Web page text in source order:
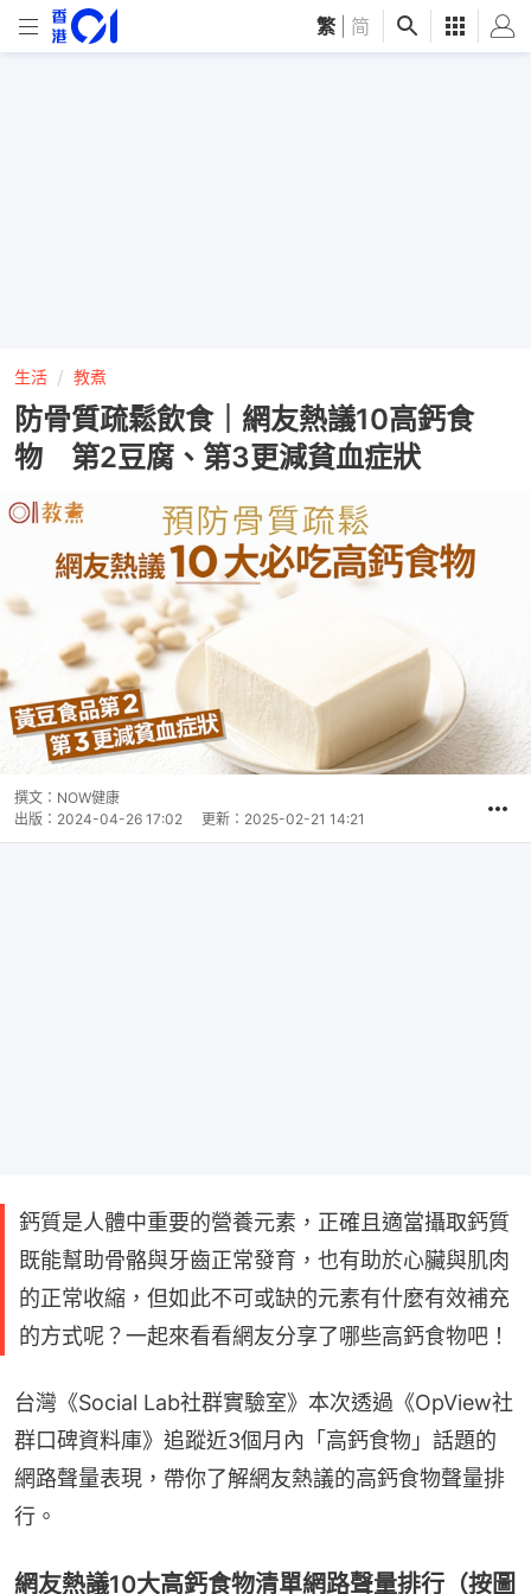
繁 简
生活 教煮
防骨質疏鬆飲食｜網友熱議10高鈣食
物 第2豆腐、第3更減貧血症狀
撰文： NOW健康
出版： 2024-04-26 17:02 更新： 2025-02-21 14:21
鈣質是人體中重要的營養元素，正確且適當攝取鈣質
既能幫助骨骼與牙齒正常發育，也有助於心臟與肌肉
的正常收縮，但如此不可或缺的元素有什麼有效補充
的方式呢？一起來看看網友分享了哪些高鈣食物吧！
台灣《Social Lab社群實驗室》本次透過《OpView社
群口碑資料庫》追蹤近3個月內「高鈣食物」話題的
網路聲量表現，帶你了解網友熱議的高鈣食物聲量排
行。
網友熱議10大高鈣食物清單網路聲量排行（按圖